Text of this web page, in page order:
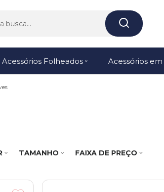
Acessórios Folheados Acessórios em
TAMANHO FAIXA DE PREÇO